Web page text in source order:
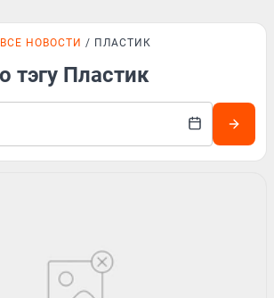
ВСЕ НОВОСТИ ПЛАСТИК
тэгу Пластик